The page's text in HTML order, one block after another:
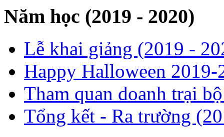
Năm học (2019 - 2020)
Lễ khai giảng (2019 -
Happy Halloween 2019-
Tham quan doanh trại
Tổng kết - Ra trường